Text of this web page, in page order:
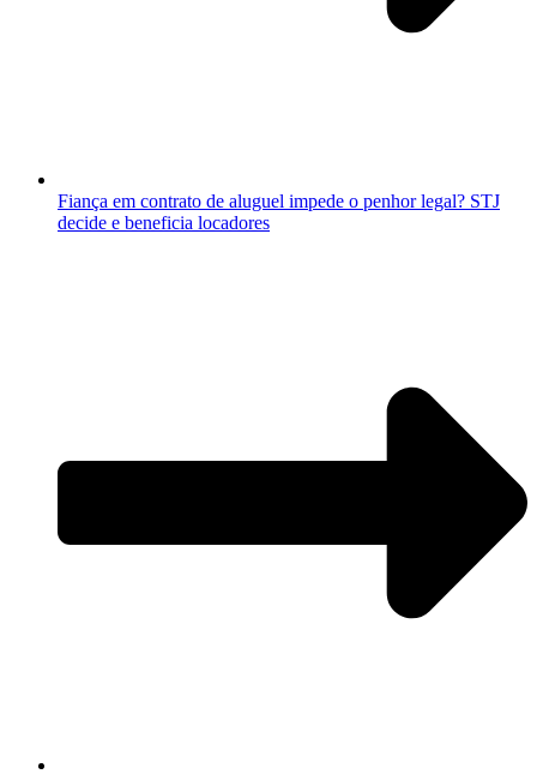
Fiança em contrato de aluguel impede o penhor legal? STJ
decide e beneficia locadores